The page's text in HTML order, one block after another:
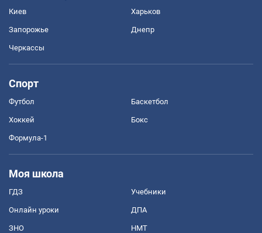
Киев Харьков
Запорожье Днепр
Черкассы
Спорт
Футбол Баскетбол
Хоккей Бокс
Формула-1
Моя школа
ГДЗ Учебники
Онлайн уроки ДПА
ЗНО НМТ